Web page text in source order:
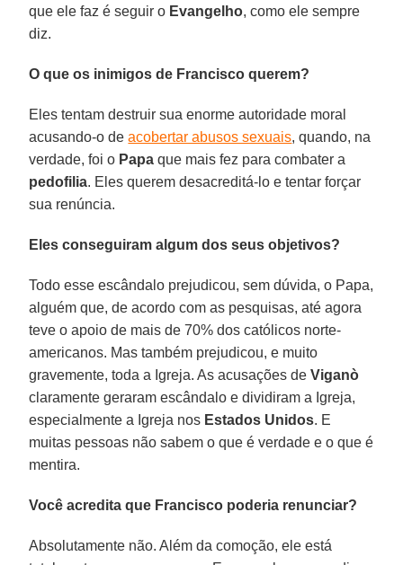
que ele faz é seguir o Evangelho, como ele sempre
diz.
O que os inimigos de Francisco querem?
Eles tentam destruir sua enorme autoridade moral
acusando-o deacobertar abusos sexuais, quando, na
verdade, foi o Papa que mais fez para combater a
pedofilia. Eles querem desacreditá-lo e tentar forçar
sua renúncia.
Eles conseguiram algum dos seus objetivos?
Todo esse escândalo prejudicou, sem dúvida, o Papa,
alguém que, de acordo com as pesquisas, até agora
teve o apoio de mais de 70% dos católicos norte-
americanos. Mas também prejudicou, e muito
gravemente, toda a Igreja. As acusações deViganò
claramente geraram escândalo e dividiram a Igreja,
especialmente a Igreja nos Estados Unidos. E
muitas pessoas não sabem o que é verdade e o que é
mentira.
Você acredita que Francisco poderia renunciar?
Absolutamente não. Além da comoção, ele está